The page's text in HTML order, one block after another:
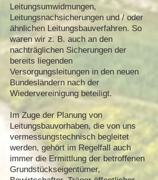
Leitungsumwidmungen,
Leitungsnachsicherungen und / oder
ähnlichen Leitungsbauverfahren. So
waren wir z. B. auch an den
nachträglichen Sicherungen der
bereits liegenden
Versorgungsleitungen in den neuen
Bundesländern nach der
Wiedervereinigung beteiligt.
Im Zuge der Planung von
Leitungsbauvorhaben, die von uns
vermessungstechnisch begleitet
werden, gehört im Regelfall auch
immer die Ermittlung der betroffenen
Grundstückseigentümer,